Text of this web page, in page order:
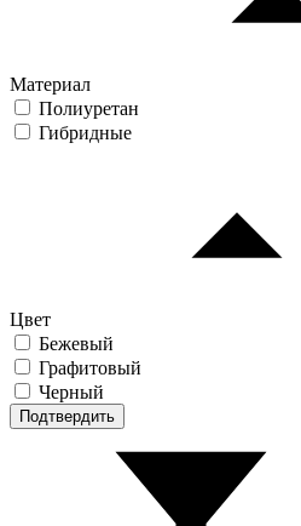
Материал
Полиуретан
Гибридные
Цвет
Бежевый
Графитовый
Черный
Подтвердить